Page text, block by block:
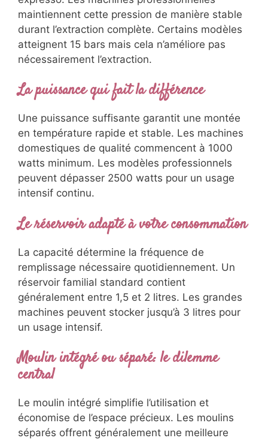
maintiennent cette pression de manière stable
durant l’extraction complète. Certains modèles
atteignent 15 bars mais cela n’améliore pas
nécessairement l’extraction.
La puissance qui fait la différence
Une puissance suffisante garantit une montée
en température rapide et stable. Les machines
domestiques de qualité commencent à 1000
watts minimum. Les modèles professionnels
peuvent dépasser 2500 watts pour un usage
intensif continu.
Le réservoir adapté à votre consommation
La capacité détermine la fréquence de
remplissage nécessaire quotidiennement. Un
réservoir familial standard contient
généralement entre 1,5 et 2 litres. Les grandes
machines peuvent stocker jusqu’à 3 litres pour
un usage intensif.
Moulin intégré ou séparé: le dilemme
central
Le moulin intégré simplifie l’utilisation et
économise de l’espace précieux. Les moulins
séparés offrent généralement une meilleure